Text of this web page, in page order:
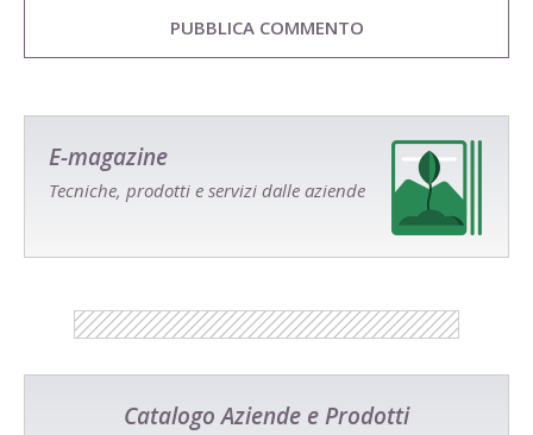
E-magazine
Tecniche, prodotti e servizi dalle aziende
Catalogo Aziende e Prodotti